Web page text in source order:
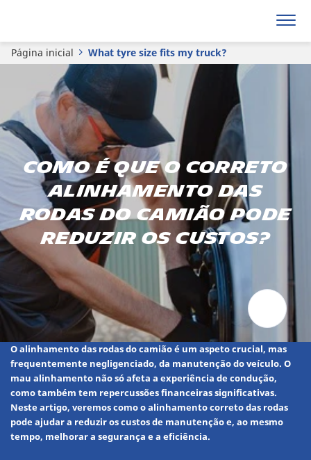
Página inicial What tyre size fits my truck?
Como é que o correto
alinhamento das
rodas do camião pode
reduzir os custos?
Oalinhamento das rodas do camiãoé um aspeto crucial, mas
frequentemente negligenciado, da manutenção do veículo. O
mau alinhamento não só afeta a experiência de condução,
como também tem repercussões financeiras significativas.
Neste artigo, veremos como o alinhamento correto das rodas
pode ajudar a reduzir os custos de manutenção e, ao mesmo
tempo, melhorar a segurança e a eficiência.